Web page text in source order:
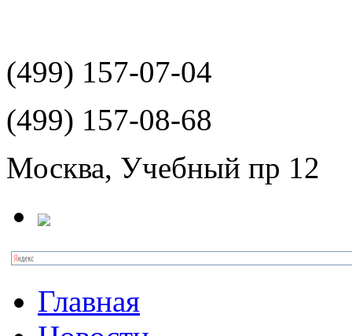
(499) 157-07-04
(499) 157-08-68
Москва, Учебный пр 12
Главная